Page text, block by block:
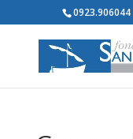
0923.906044